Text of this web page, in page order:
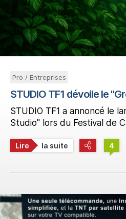
Pro / Entreprises
STUDIO TF1 dévoile le
STUDIO TF1 a annoncé le
Studio" lors du Festival de
Lire la suite 4